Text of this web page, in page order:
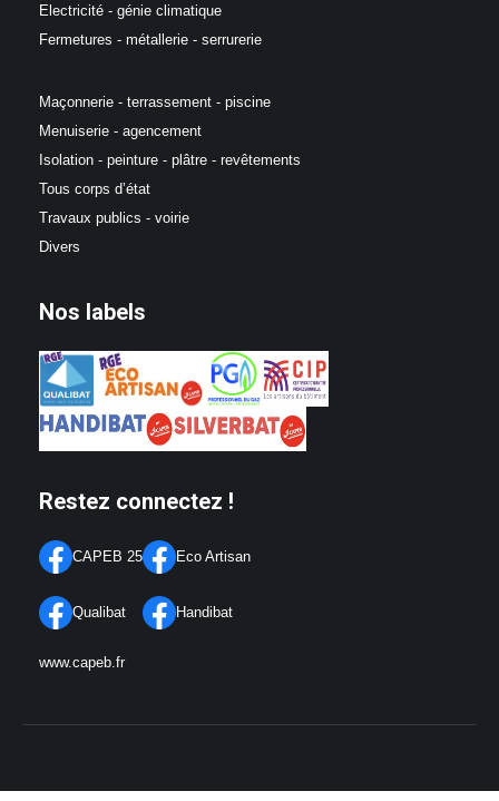
Electricité - génie climatique
Fermetures - métallerie - serrurerie
Maçonnerie - terrassement - piscine
Menuiserie - agencement
Isolation - peinture - plâtre - revêtements
Tous corps d’état
Travaux publics - voirie
Divers
Nos labels
Restez connectez !
CAPEB 25
Qualibat
Eco Artisan
Handibat
www.capeb.fr